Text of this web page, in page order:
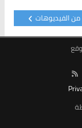
من الفيديوهات